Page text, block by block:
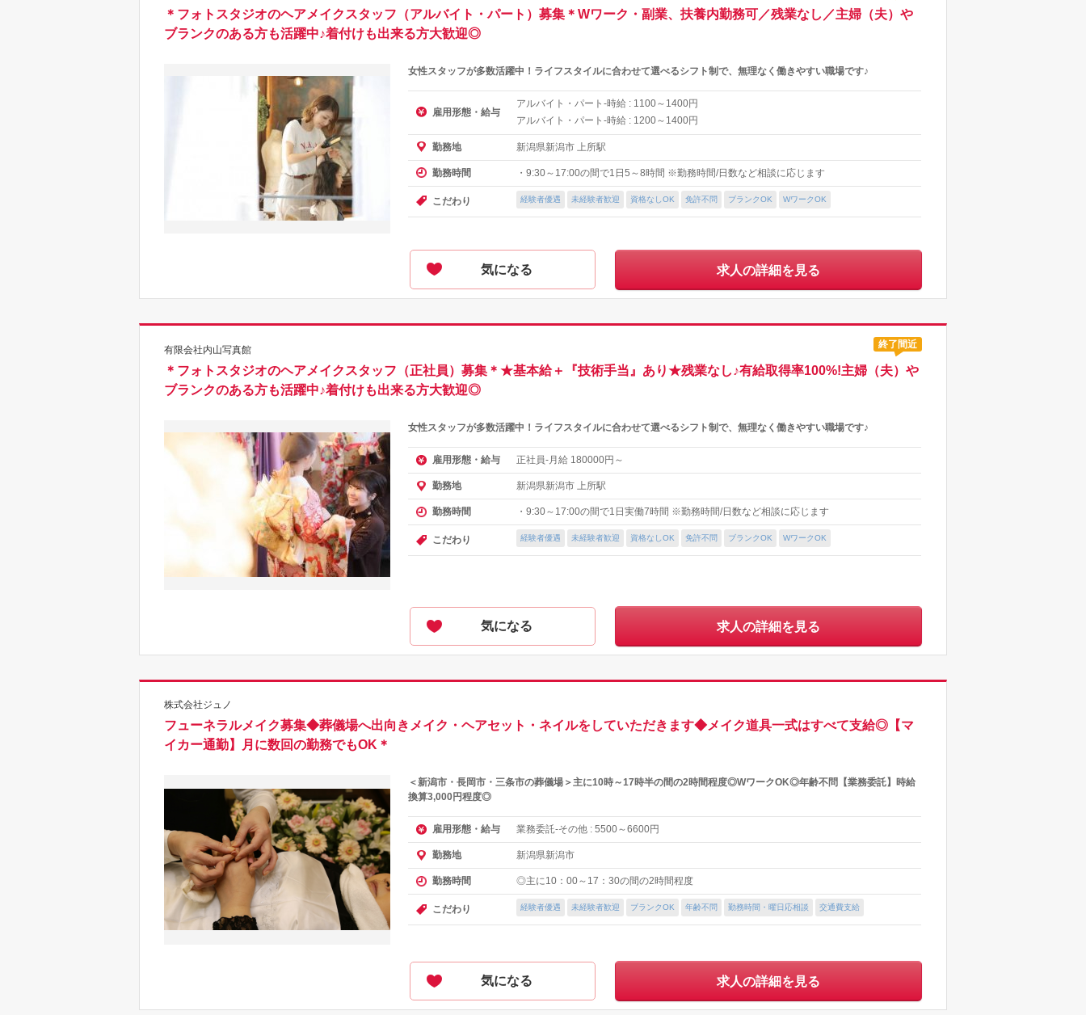
＊フォトスタジオのヘアメイクスタッフ（アルバイト・パート）募集＊Wワーク・副業、扶養内勤務可／残業なし／主婦（夫）や
ブランクのある方も活躍中♪着付けも出来る方大歓迎◎
女性スタッフが多数活躍中！ライフスタイルに合わせて選べるシフト制で、無理なく働きやすい職場です♪
雇用形態・給与
アルバイト・パート-時給 : 1100～ 1400円
アルバイト・パート-時給 : 1200～ 1400円
勤務地 新潟県新潟市 上所駅
勤務時間 ・9:30～17:00の間で1日5～8時間 ※勤務時間/日数など相談に応じます
こだわり 経験者優遇 未経験者歓迎 資格なしOK 免許不問 ブランクOK WワークOK
気になる 求人の詳細を見る
有限会社内山写真館 終了間近
＊フォトスタジオのヘアメイクスタッフ（正社員）募集＊★基本給＋『技術手当』あり★残業なし♪有給取得率100%!主婦（夫）や
ブランクのある方も活躍中♪着付けも出来る方大歓迎◎
女性スタッフが多数活躍中！ライフスタイルに合わせて選べるシフト制で、無理なく働きやすい職場です♪
雇用形態・給与 正社員-月給 180000円～
勤務地 新潟県新潟市 上所駅
勤務時間 ・9:30～17:00の間で1日実働7時間 ※勤務時間/日数など相談に応じます
こだわり 経験者優遇 未経験者歓迎 資格なしOK 免許不問 ブランクOK WワークOK
気になる 求人の詳細を見る
株式会社ジュノ
フューネラルメイク募集◆葬儀場へ出向きメイク・ヘアセット・ネイルをしていただきます◆メイク道具一式はすべて支給◎【マ
イカー通勤】月に数回の勤務でもOK＊
＜新潟市・長岡市・三条市の葬儀場＞主に10時～17時半の間の2時間程度◎WワークOK◎年齢不問【業務委託】時給
換算3,000円程度◎
雇用形態・給与 業務委託-その他 : 5500～6600円
勤務地 新潟県新潟市
勤務時間 ◎主に10：00～17：30の間の2時間程度
こだわり 経験者優遇 未経験者歓迎 ブランクOK 年齢不問 勤務時間・曜日応相談 交通費支給
気になる 求人の詳細を見る